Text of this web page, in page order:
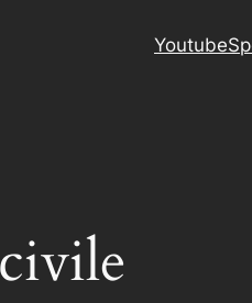
Youtube